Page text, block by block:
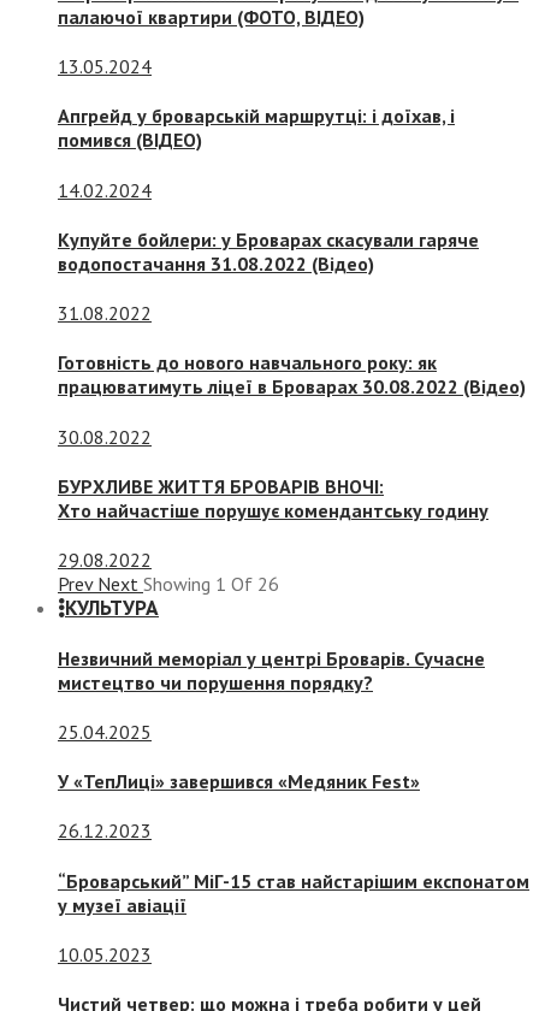
палаючої квартири (ФОТО, ВІДЕО)
13.05.2024
Апгрейд у броварській маршрутці: і доїхав, і
помився (ВІДЕО)
14.02.2024
Купуйте бойлери: у Броварах скасували гаряче
водопостачання 31.08.2022 (Відео)
31.08.2022
Готовність до нового навчального року: як
працюватимуть ліцеї в Броварах 30.08.2022 (Відео)
30.08.2022
БУРХЛИВЕ ЖИТТЯ БРОВАРІВ ВНОЧІ:
Хто найчастіше порушує комендантську годину
29.08.2022
Prev Next Showing 1 Of 26
КУЛЬТУРА
Незвичний меморіал у центрі Броварів. Сучасне
мистецтво чи порушення порядку?
25.04.2025
У «ТепЛиці» завершився «Медяник Fest»
26.12.2023
“Броварський” МіГ-15 став найстарішим експонатом
у музеї авіації
10.05.2023
Чистий четвер: що можна і треба робити у цей